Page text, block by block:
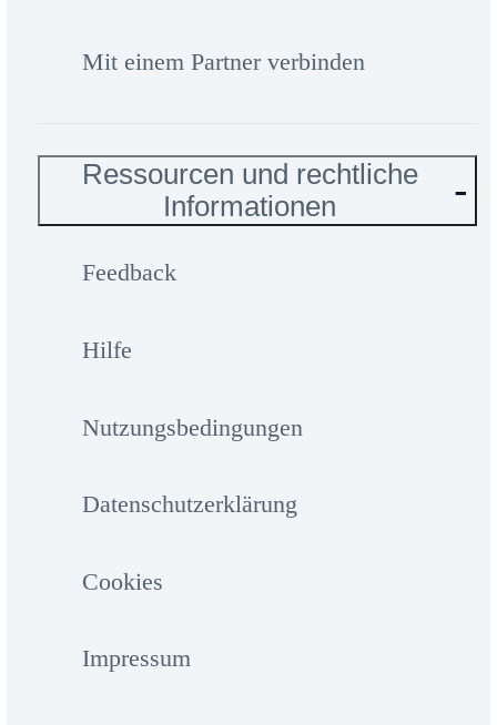
Mit einem Partner verbinden
Ressourcen und rechtliche
Informationen
Feedback
Hilfe
Nutzungsbedingungen
Datenschutzerklärung
Cookies
Impressum